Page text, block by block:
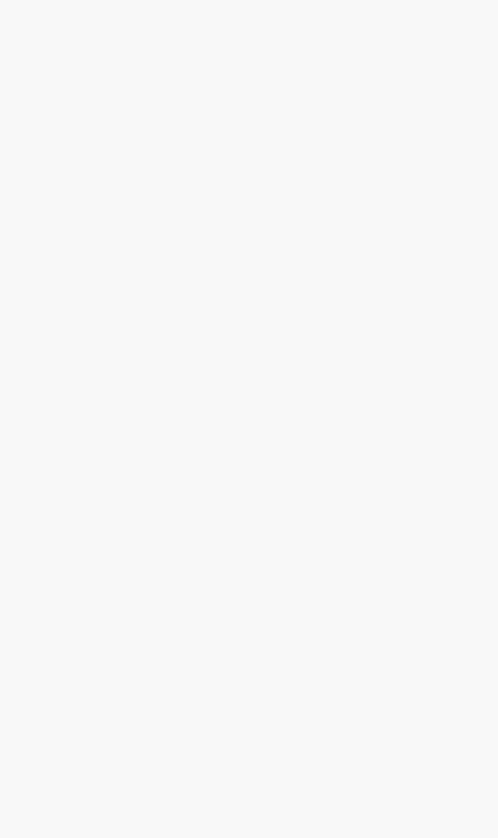
dorthin verlagert werden
in den allermeisten Ländern noch immer nicht erreicht. Dabei wird
für Wirtschaft und Gesellschaft seien kurzum verheerend, so
kann möglicherweise sogar zur Transformation unserer
jeden Tag – oft zu konstanten Zeiten – dort verbringen muss,
Die Arbeitswelt transformiert sich zunehmend hin zu
und einen Internetzugang voraussetzt. Wenn dies aber so ist,
zusagt.
und mehr Projektarbeit sind eingeführt worden und haben den
Freiräume verschafft. Grundsätzlich jedoch hat sich an dem
Studien – unter anderem von Stephan Voswinkel – haben
ist und dass viele Beschäftigte immer noch auf
prahlen. Ob die ach so langen Arbeitszeiten allerdings
Selbstzweck.
der Arbeitsplatzpräsenz aufzugeben. Das Coronavirus könnte
und Arbeitszeit beizutragen.
Seit 1994 hat sich die
eingependelt. Von ihnen arbeitet ein größerer Anteil als früher
ständige Präsenz beim Arbeitgeber gar nicht nötig und könnte
bedeutet, könnten sie genauso gut auch einfach von zu Hause
Wären einige Unternehmen zuvor keinesfalls dazu bereit
dass die dahinterliegende Tätigkeit eigentlich für das